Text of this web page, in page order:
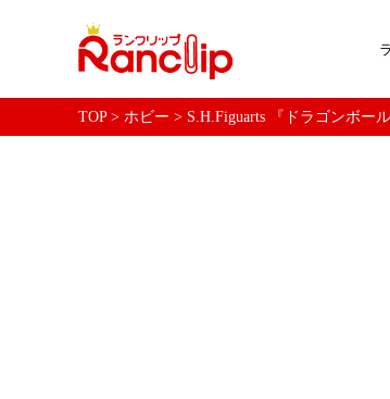
TOP> ホビー > S.H.Figuarts 『ドラゴンボー